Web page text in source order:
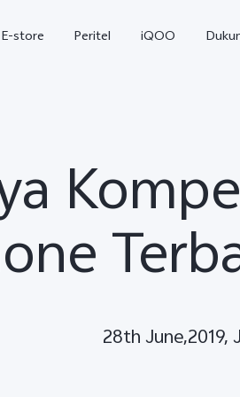
E-store Peritel iQOO
28th June,2019,